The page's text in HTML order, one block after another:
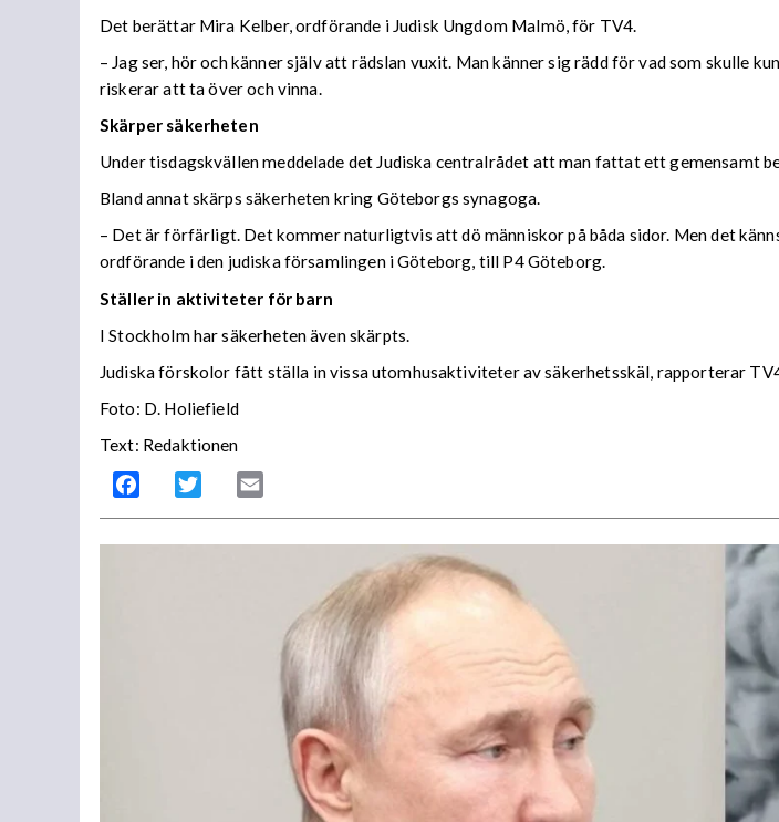
Det berättar Mira Kelber, ordförande i Judisk Ungdom Malmö, för TV4.
– Jag ser, hör och känner själv att rädslan vuxit. Man känner sig rädd för vad som skulle
riskerar att ta över och vinna.
Skärper säkerheten
Under tisdagskvällen meddelade det Judiska centralrådet att man fattat ett gemensamt
Bland annat skärps säkerheten kring Göteborgs synagoga.
– Det är förfärligt. Det kommer naturligtvis att dö människor på båda sidor. Men det
ordförande i den judiska församlingen i Göteborg, till P4 Göteborg.
Ställer in aktiviteter för barn
I Stockholm har säkerheten även skärpts.
Judiska förskolor fått ställa in vissa utomhusaktiviteter av säkerhetsskäl, rapporterar
Foto: D. Holiefield
Text: Redaktionen
Facebook Twitter